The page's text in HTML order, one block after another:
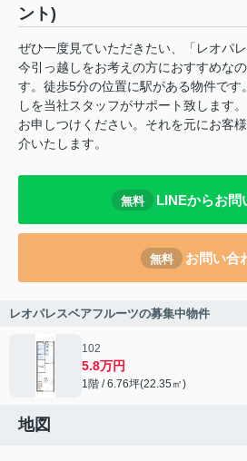
ント)
ぜひ一度見ていただきたい、「レオパ
今引っ越しをお考えの方におすすめな
す。徒歩5分の位置に駅がある物件です
しを当社スタッフがサポート致します
お申しつけください。それを元にお客
介いたします。
無料 LINEからお問
無料 お問い合
レオパレスベアフルーツの募集中物件
102
5.8万円
1階 / 6.76坪(22.35㎡)
地図